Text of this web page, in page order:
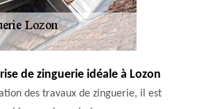
de zinguerie idéale à Lozon
des travaux de zinguerie, il est